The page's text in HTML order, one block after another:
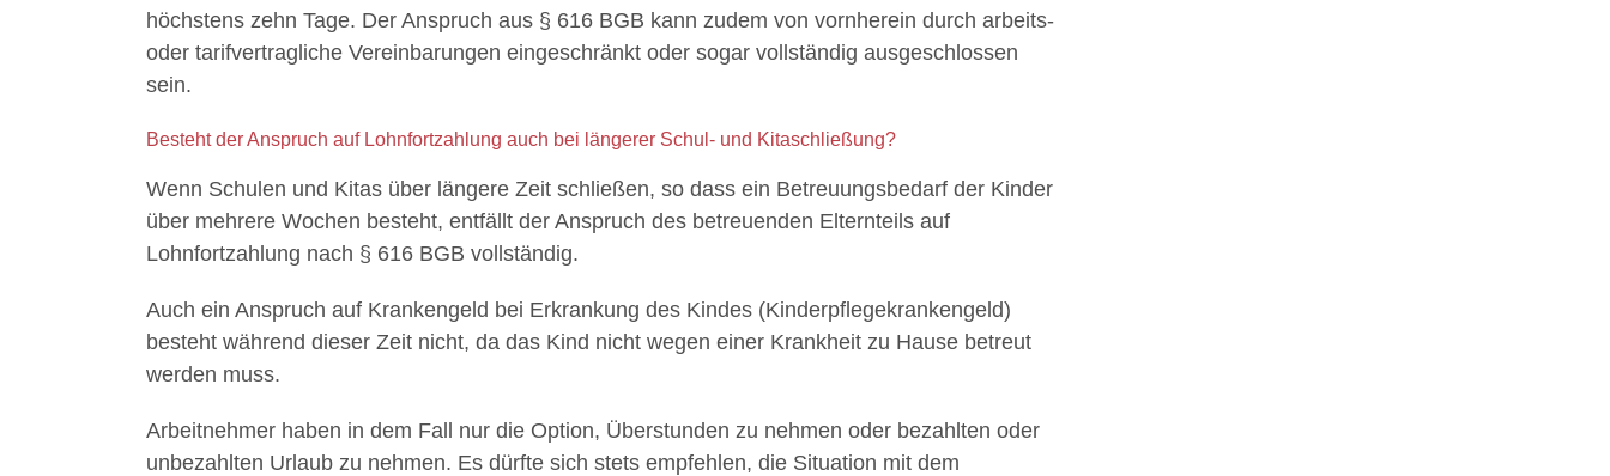
höchstens zehn Tage. Der Anspruch aus § 616 BGB kann zudem von vornherein durch arbeits-
oder tarifvertragliche Vereinbarungen eingeschränkt oder sogar vollständig ausgeschlossen
sein.
Besteht der Anspruch auf Lohnfortzahlung auch bei längerer Schul- und Kitaschließung?
Wenn Schulen und Kitas über längere Zeit schließen, so dass ein Betreuungsbedarf der Kinder
über mehrere Wochen besteht, entfällt der Anspruch des betreuenden Elternteils auf
Lohnfortzahlung nach § 616 BGB vollständig.
Auch ein Anspruch auf Krankengeld bei Erkrankung des Kindes (Kinderpflegekrankengeld)
besteht während dieser Zeit nicht, da das Kind nicht wegen einer Krankheit zu Hause betreut
werden muss.
Arbeitnehmer haben in dem Fall nur die Option, Überstunden zu nehmen oder bezahlten oder
unbezahlten Urlaub zu nehmen. Es dürfte sich stets empfehlen, die Situation mit dem